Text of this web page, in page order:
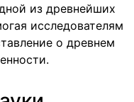
из древнейших
исследователям
о древнем